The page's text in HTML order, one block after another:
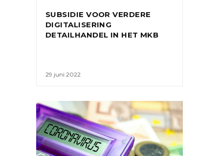
SUBSIDIE VOOR VERDERE
DIGITALISERING
DETAILHANDEL IN HET MKB
29 juni 2022